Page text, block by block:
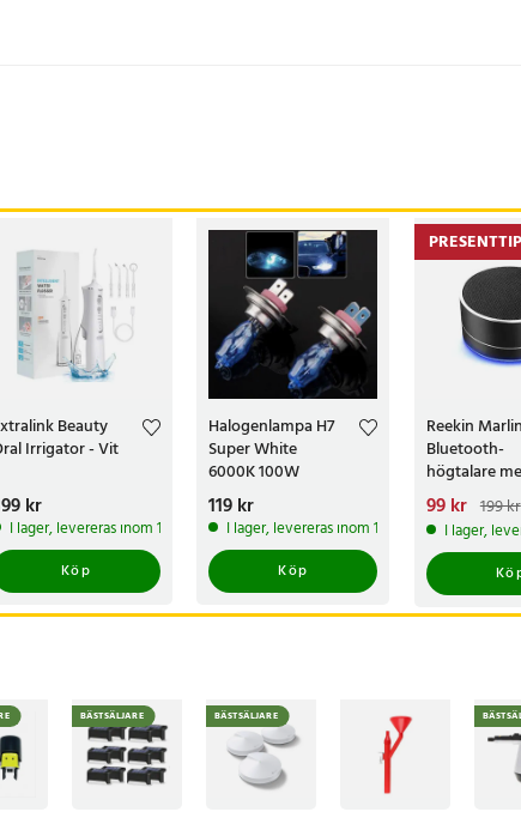
Beauty
Irrigator - Vit
:399 kr
kr
I lager, levereras inom 1-2 vardagar
Köp
Halogenlampa H7
Super White
6000K 100W
Pris :119 kr
119 kr
I lager, levereras inom 1-2 vardagar
Köp
Reekin Marlin
Bluetooth-
högtalare
mikrofon –
Nuvarande
99 kr
199 kr
99 kr 199 kr
I lager,
BÄSTSÄLJARE BÄSTSÄLJARE